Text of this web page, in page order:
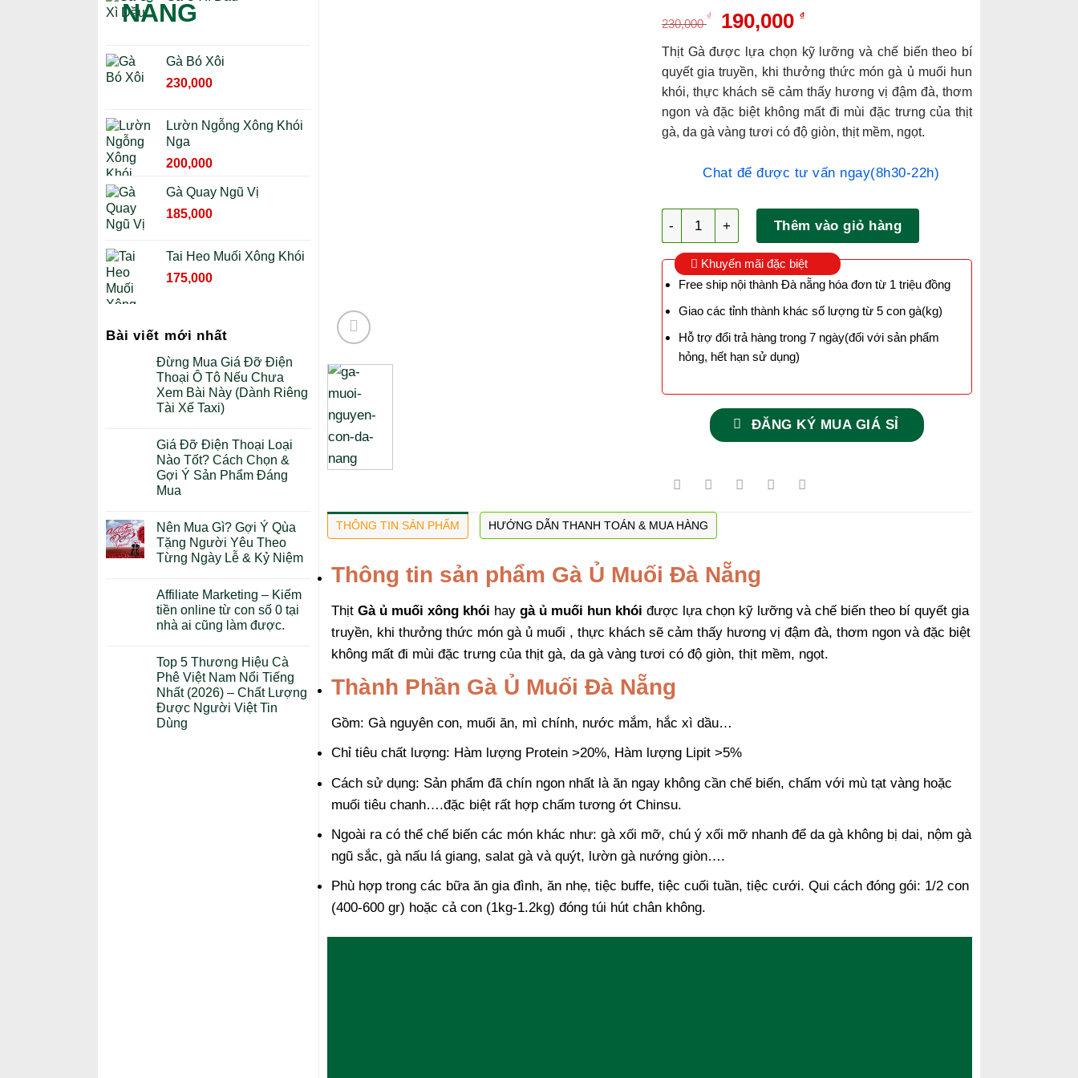
Gà Bó Xôi
230,000
Lườn Ngỗng Xông Khói
Nga
Giá
là:
230,000 ₫.
200,000
tại
Gà Quay Ngũ Vị
Giá
210,000 ₫.
185,000
là:
Tai Heo Muối Xông Khói
Giá
195,000 ₫.
175,000
là:
175,000 ₫.
Bài viết mới nhất
Đừng Mua Giá Đỡ Điện
Thoại Ô Tô Nếu Chưa
Xem Bài Này (Dành Riêng
Tài Xế Taxi)
Giá Đỡ Điện Thoại Loại
Nào Tốt? Cách Chọn &
Gợi Ý Sản Phẩm Đáng
Mua
Nên Mua Gì? Gợi Ý Qùa
Tặng Người Yêu Theo
Từng Ngày Lễ & Kỷ Niệm
Affiliate Marketing – Kiếm
tiền online từ con số 0 tại
nhà ai cũng làm được.
Top 5 Thương Hiệu Cà
Phê Việt Nam Nổi Tiếng
Nhất (2026) – Chất Lượng
Được Người Việt Tin
Dùng
230,000
₫
Giá
là:
230,000 ₫.
190,000 ₫Giá
tại
là:
190,000 ₫.
Thịt Gà được lựa chọn kỹ lưỡng và chế biến theo bí
quyết gia truyền, khi thưởng thức món gà ủ muối hun
khói, thực khách sẽ cảm thấy hương vị đậm đà, thơm
ngon và đặc biệt không mất đi mùi đặc trưng của thịt
gà, da gà vàng tươi có độ giòn, thịt mềm, ngọt.
Chat để được tư vấn ngay(8h30-22h)
Gà Ủ Muối Đà Nẵng số lượng
Thêm vào giỏ hàng
Khuyến mãi đặc biệt
Free ship nội thành Đà nẵng hóa đơn từ 1 triệu đồng
Giao các tỉnh thành khác số lượng từ 5 con gà(kg)
Hỗ trợ đổi trả hàng trong 7 ngày(đối với sản phẩm
hỏng, hết hạn sử dụng)
ĐĂNG KÝ MUA GIÁ SỈ
THÔNG TIN SẢN PHẨM HƯỚNG DẪN THANH TOÁN & MUA HÀNG
Thông tin sản phẩm Gà Ủ Muối Đà Nẵng
Thịt Gà ủ muối xông khói hay gà ủ muối hun khói được lựa chọn kỹ lưỡng và chế biến theo bí quyết gia
truyền, khi thưởng thức món gà ủ muối , thực khách sẽ cảm thấy hương vị đậm đà, thơm ngon và đặc biệt
không mất đi mùi đặc trưng của thịt gà, da gà vàng tươi có độ giòn, thịt mềm, ngọt.
Thành Phần Gà Ủ Muối Đà Nẵng
Gồm: Gà nguyên con, muối ăn, mì chính, nước mắm, hắc xì dầu…
Chỉ tiêu chất lượng: Hàm lượng Protein >20%, Hàm lượng Lipit >5%
Cách sử dụng: Sản phẩm đã chín ngon nhất là ăn ngay không cần chế biến, chấm với mù tạt vàng hoặc
muối tiêu chanh….đặc biệt rất hợp chấm tương ớt Chinsu.
Ngoài ra có thể chế biến các món khác như: gà xối mỡ, chú ý xối mỡ nhanh để da gà không bị dai, nộm gà
ngũ sắc, gà nấu lá giang, salat gà và quýt, lườn gà nướng giòn….
Phù hợp trong các bữa ăn gia đình, ăn nhẹ, tiệc buffe, tiệc cuối tuần, tiệc cưới. Qui cách đóng gói: 1/2 con
(400-600 gr) hoặc cả con (1kg-1.2kg) đóng túi hút chân không.